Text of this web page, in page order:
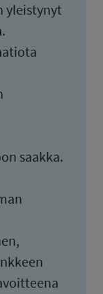
yleistynyt
saakka.